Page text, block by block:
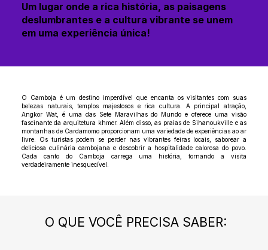
Um lugar onde a rica história, as paisagens
deslumbrantes e a cultura vibrante se unem
em uma experiência única!
O Camboja é um destino imperdível que encanta os visitantes com suas
belezas naturais, templos majestosos e rica cultura. A principal atração,
Angkor Wat, é uma das Sete Maravilhas do Mundo e oferece uma visão
fascinante da arquitetura khmer. Além disso, as praias de Sihanoukville e as
montanhas de Cardamomo proporcionam uma variedade de experiências ao ar
livre. Os turistas podem se perder nas vibrantes feiras locais, saborear a
deliciosa culinária cambojana e descobrir a hospitalidade calorosa do povo.
Cada canto do Camboja carrega uma história, tornando a visita
verdadeiramente inesquecível.
O QUE VOCÊ PRECISA SABER: